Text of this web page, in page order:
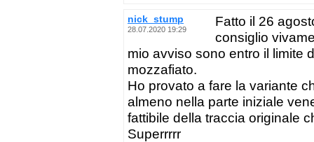
nick_stump
28.07.2020 19:29
Fatto il 26
consiglio
mio avviso sono entro il limite
mozzafiato.
Ho provato a fare la variante
almeno nella parte iniziale
fattibile della traccia originale
Superrrrr